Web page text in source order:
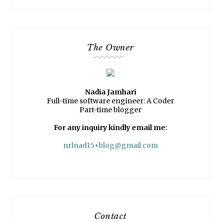
The Owner
Nadia Jamhari
Full-time software engineer: A Coder
Part-time blogger
For any inquiry kindly email me:
nrlnad15+blog@gmail.com
Contact